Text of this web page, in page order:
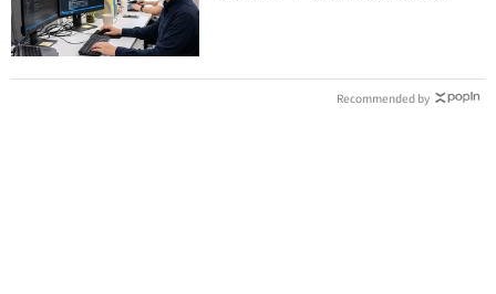
Recommended by